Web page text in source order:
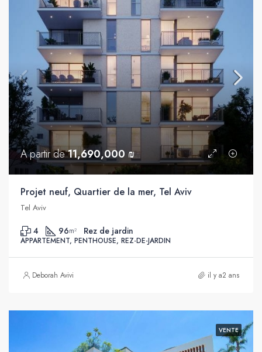
A partir de11,690,000 ₪
Projet neuf, Quartier de la mer, Tel Aviv
Tel Aviv
4 96m² Rez de jardin
APPARTEMENT, PENTHOUSE, REZ-DE-JARDIN
Deborah Avivi il y a2 ans
VENTE